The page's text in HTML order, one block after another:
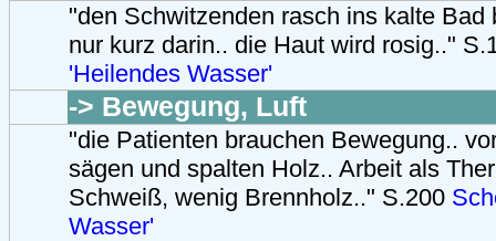
"den Schwitzenden rasch ins kalte Bad
nur kurz darin.. die Haut wird rosig.."
'Heilendes Wasser'
-> Bewegung, Luft
"die Patienten brauchen Bewegung..
sägen und spalten Holz.. Arbeit als
Schweiß, wenig Brennholz.." S.200
Wasser'